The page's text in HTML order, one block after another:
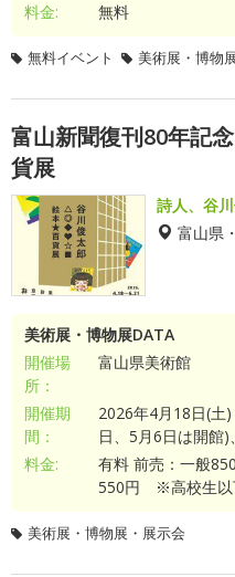
料金: 無料
無料イベント 美術展・博物
富山新聞復刊80年
貨展
詩人、谷
富山県
美術展・博物展DATA
開催場
所：
富山県美術館
開催期
間：
2026年4月18日(土
日、5月6日は開館)
料金:
有料 前売：一般
550円 ※高校生以
美術展・博物展・展示会